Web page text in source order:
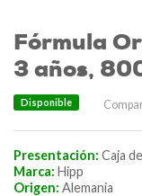
Fórmula
3 años,
Disponible
Presentación: Caja
Marca: Hipp
Origen: Alemania